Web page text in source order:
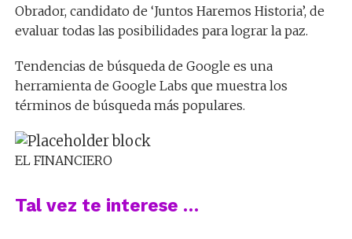
Obrador, candidato de ‘Juntos Haremos Historia’, de
evaluar todas las posibilidades para lograr la paz.
Tendencias de búsqueda de Google es una
herramienta de Google Labs que muestra los
términos de búsqueda más populares.
EL FINANCIERO
Tal vez te interese …